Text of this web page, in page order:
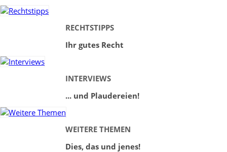
RECHTSTIPPS
Ihr gutes Recht
INTERVIEWS
... und Plaudereien!
WEITERE THEMEN
Dies, das und jenes!